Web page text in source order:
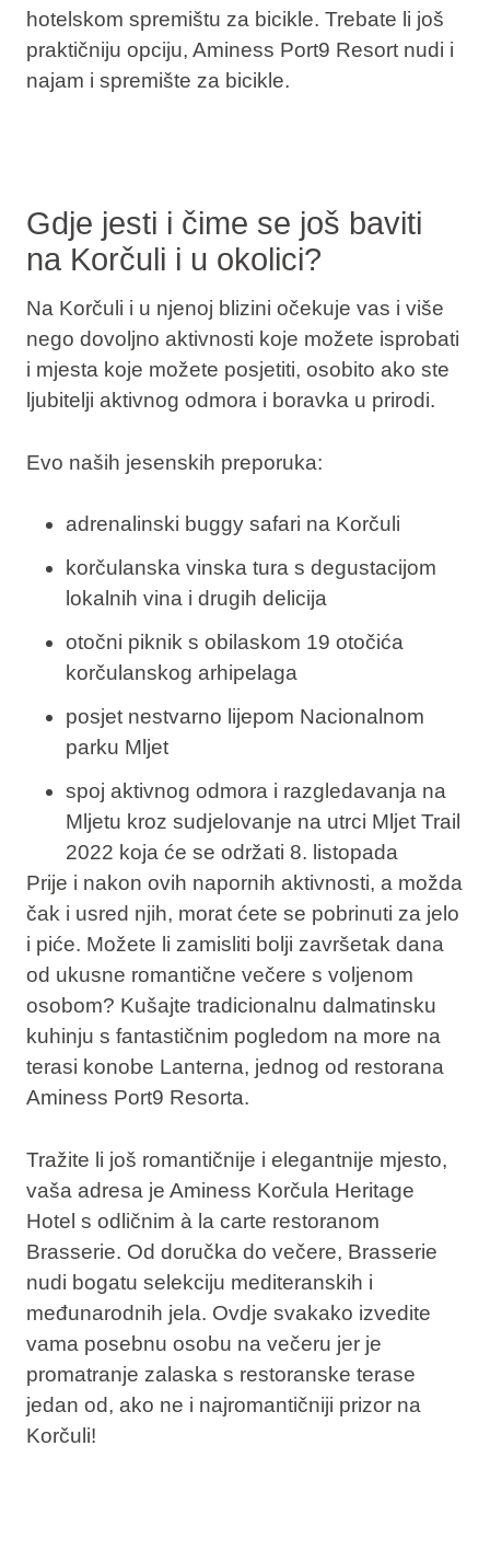
hotelskom spremištu za bicikle. Trebate li još
praktičniju opciju, Aminess Port9 Resort nudi i
najam i spremište za bicikle.
Gdje jesti i čime se još baviti
na Korčuli i u okolici?
Na Korčuli i u njenoj blizini očekuje vas i više
nego dovoljno aktivnosti koje možete isprobati
i mjesta koje možete posjetiti, osobito ako ste
ljubitelji aktivnog odmora i boravka u prirodi.
Evo naših jesenskih preporuka:
adrenalinski buggy safari na Korčuli
korčulanska vinska tura s degustacijom
lokalnih vina i drugih delicija
otočni piknik s obilaskom 19 otočića
korčulanskog arhipelaga
posjet nestvarno lijepom Nacionalnom
parku Mljet
spoj aktivnog odmora i razgledavanja na
Mljetu kroz sudjelovanje na utrci Mljet Trail
2022 koja će se održati 8. listopada
Prije i nakon ovih napornih aktivnosti, a možda
čak i usred njih, morat ćete se pobrinuti za jelo
i piće. Možete li zamisliti bolji završetak dana
od ukusne romantične večere s voljenom
osobom? Kušajte tradicionalnu dalmatinsku
kuhinju s fantastičnim pogledom na more na
terasi konobe Lanterna, jednog od restorana
Aminess Port9 Resorta.
Tražite li još romantičnije i elegantnije mjesto,
vaša adresa je Aminess Korčula Heritage
Hotel s odličnim à la carte restoranom
Brasserie. Od doručka do večere, Brasserie
nudi bogatu selekciju mediteranskih i
međunarodnih jela. Ovdje svakako izvedite
vama posebnu osobu na večeru jer je
promatranje zalaska s restoranske terase
jedan od, ako ne i najromantičniji prizor na
Korčuli!